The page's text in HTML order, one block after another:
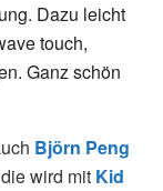
Dazu leicht
touch,
Ganz schön
Björn Peng
wird mit Kid